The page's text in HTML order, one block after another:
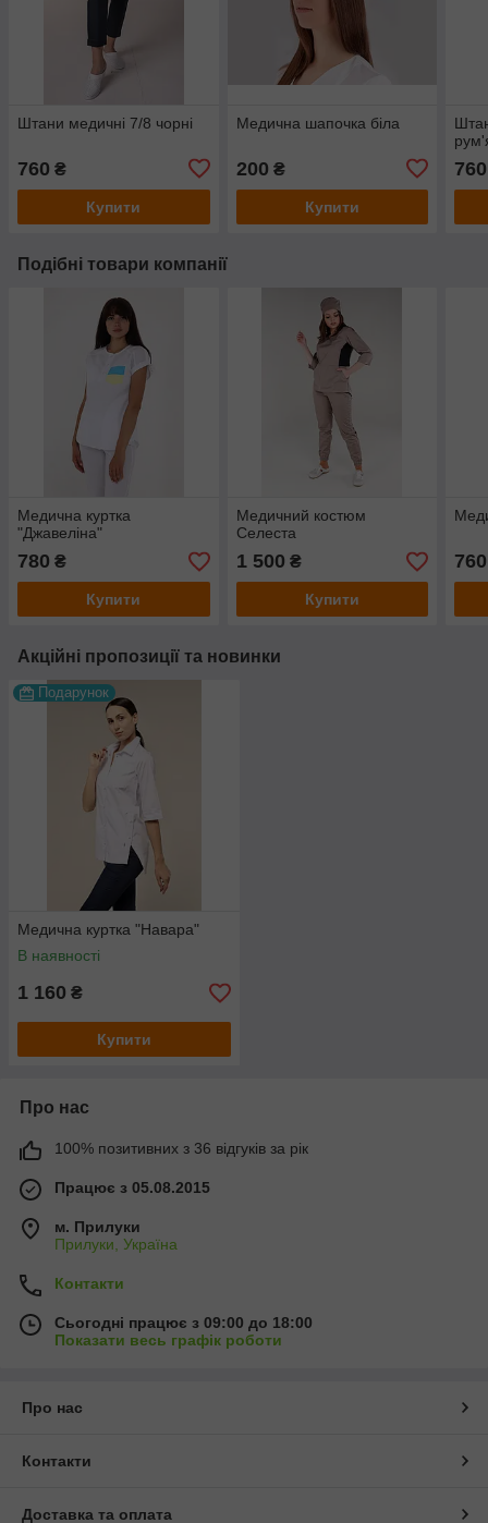
Штани медичні 7/8 чорні
760 ₴
Купити
Медична шапочка біла
200 ₴
Купити
760
Подібні товари компанії
Медична куртка
"Джавеліна"
780 ₴
Купити
Медичний костюм
Селеста
1 500 ₴
Купити
760
Акційні пропозиції та новинки
Подарунок
Медична куртка "Навара"
В наявності
1 160 ₴
Купити
Про нас
100% позитивних з 36 відгуків за рік
Працює з 05.08.2015
м. Прилуки
Прилуки, Україна
Контакти
Сьогодні працює з 09:00 до 18:00
Показати весь графік роботи
Про нас
Контакти
Доставка та оплата